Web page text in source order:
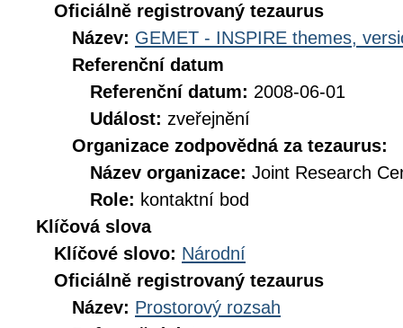
Oficiálně registrovaný tezaurus
Název: GEMET - INSPIRE themes,
Referenční datum
Referenční datum: 2008-06-01
Událost: zveřejnění
Organizace zodpovědná za tezaurus:
Název organizace: Joint Research
Role: kontaktní bod
Klíčová slova
Klíčové slovo: Národní
Oficiálně registrovaný tezaurus
Název: Prostorový rozsah